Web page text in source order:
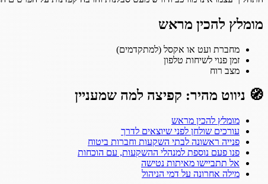
מומלץ להכין מראש
מחברת ועט או אקסל (למתקדמים)
זמן פנוי לשיחות טלפון
מצב רוח
🧭 ניווט מהיר: קפיצה למה שמעניין
מומלץ להכין מראש
עורכים שולחן לפני שיוצאים לדרך
פנייה ראשונה לבתי השקעות וחברות ביטוח
פנו פעם נוספת למנהלי ההשקעות, עם הוכחות
אל תתביישו מאיתות נטישה
מילה אחרונה על דמי הניהול